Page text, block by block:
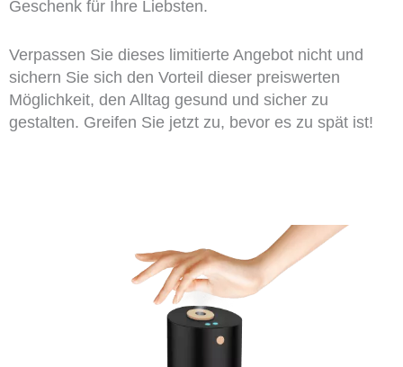
Geschenk für Ihre Liebsten.
Verpassen Sie dieses limitierte Angebot nicht und
sichern Sie sich den Vorteil dieser preiswerten
Möglichkeit, den Alltag gesund und sicher zu
gestalten. Greifen Sie jetzt zu, bevor es zu spät ist!